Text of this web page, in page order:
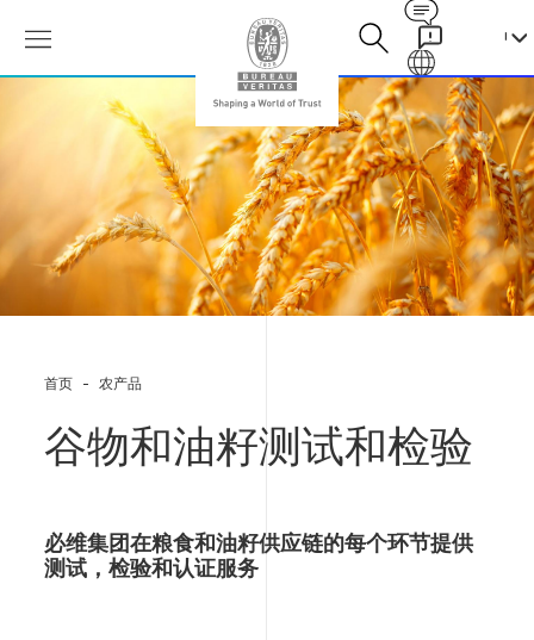
和
验
首页 农产品
谷物和油籽测试和检验
必维集团在粮食和油籽供应链的每个环节提供
测试，检验和认证服务